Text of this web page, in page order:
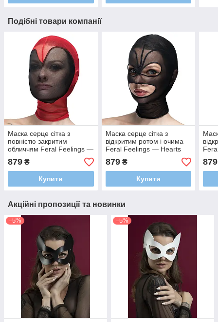
Подібні товари компанії
Маска серце сітка з
повністю закритим
обличчям Feral Feelings —
Hearts Mask Red/Black
879 ₴
Купити
Маска серце сітка з
відкритим ротом і очима
Feral Feelings — Hearts
Mask Black/Black
879₴
Купити
879
Акційні пропозиції та новинки
–5% –5%